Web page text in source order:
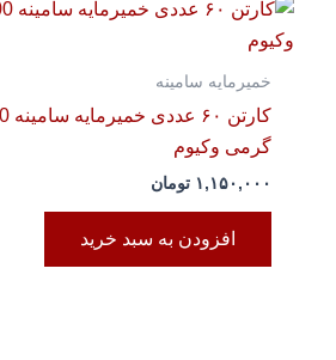
خمیرمایه سامینه
کارتن
گرمی وکیوم
۱,۱۵۰,۰۰۰ تومان
افزودن به سبد خرید